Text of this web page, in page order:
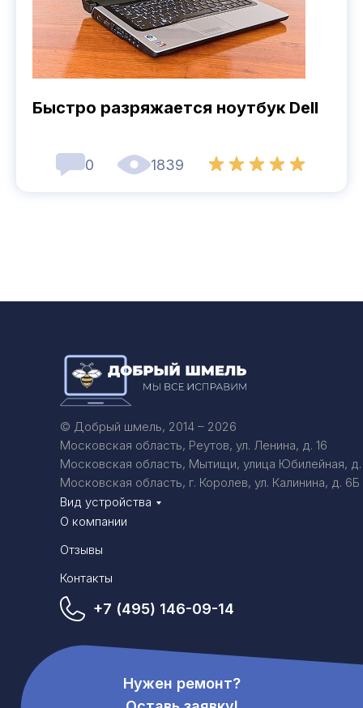
Быстро разряжается ноутбук Dell
0 1839
Вид устройства
О компании
Отзывы
Контакты
+7 (495) 146-09-14
Нужен ремонт?
© Добрый шмель, 2014 – 2026
Московская область, Реутов, ул. Ленина, д. 16
Московская область, Мытищи, улица Юбилейная,
Московская область, г. Королев, ул. Калинина, д. 6Б